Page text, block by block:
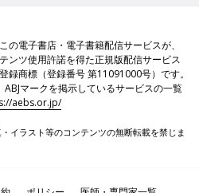
の電子書店・電子書籍配信サービスが、
ンツ使用許諾を得た正規版配信サービス
録商標（登録番号 第11091000号）です。
ABJマークを掲示しているサービスの一覧
aebs.or.jp/
イラスト等のコンテンツの無断転載を禁じま